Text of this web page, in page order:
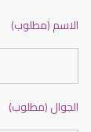
الاسم (مطلوب)
الجوال (مطلوب)